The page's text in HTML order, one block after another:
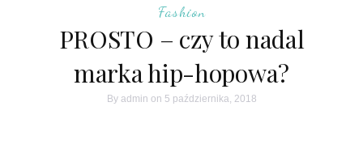
Fashion
PROSTO – czy to nadal
marka hip-hopowa?
By admin on 5 października, 2018